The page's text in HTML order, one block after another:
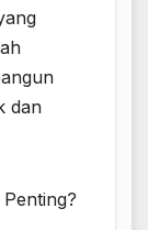
dan